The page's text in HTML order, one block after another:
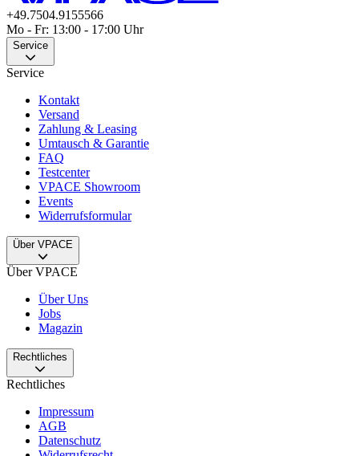
+49.7504.9155566
Mo - Fr: 13:00 - 17:00 Uhr
Service
Service
Kontakt
Versand
Zahlung & Leasing
Umtausch & Garantie
FAQ
Testcenter
VPACE Showroom
Events
Widerrufsformular
Über VPACE
Über VPACE
Über Uns
Jobs
Magazin
Rechtliches
Rechtliches
Impressum
AGB
Datenschutz